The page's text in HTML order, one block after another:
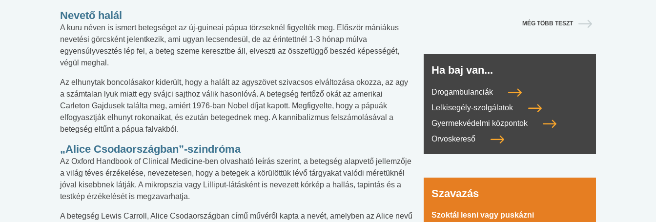
Nevető halál
A kuru néven is ismert betegséget az új-guineai pápua törzseknél figyelték meg. Először mániákus
nevetési görcsként jelentkezik, ami ugyan lecsendesül, de az érintettnél 1-3 hónap múlva
egyensúlyvesztés lép fel, a beteg szeme keresztbe áll, elveszti az összefüggő beszéd képességét,
végül meghal.
Az elhunytak boncolásakor kiderült, hogy a halált az agyszövet szivacsos elváltozása okozza, az agy
a számtalan lyuk miatt egy svájci sajthoz válik hasonlóvá. A betegség fertőző okát az amerikai
Carleton Gajdusek találta meg, amiért 1976-ban Nobel díjat kapott. Megfigyelte, hogy a pápuák
elfogyasztják elhunyt rokonaikat, és ezután betegednek meg. A kannibalizmus felszámolásával a
betegség eltűnt a pápua falvakból.
„Alice Csodaországban”-szindróma
Az Oxford Handbook of Clinical Medicine-ben olvasható leírás szerint, a betegség alapvető jellemzője
a világ téves érzékelése, nevezetesen, hogy a betegek a körülöttük lévő tárgyakat valódi méretüknél
jóval kisebbnek látják. A mikropszia vagy Lilliput-látásként is nevezett kórkép a hallás, tapintás és a
testkép érzékelését is megzavarhatja.
A betegség Lewis Carroll, Alice Csodaországban című művéről kapta a nevét, amelyben az Alice nevű
MÉG TÖBB TESZT
Ha baj van...
Drogambulanciák
Lelkisegély-szolgálatok
Gyermekvédelmi központok
Orvoskereső
Szavazás
Szoktál lesni vagy puskázni